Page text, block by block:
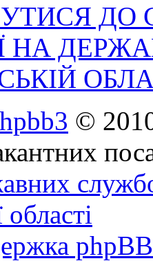
ДО
НА
©
області
phpBB